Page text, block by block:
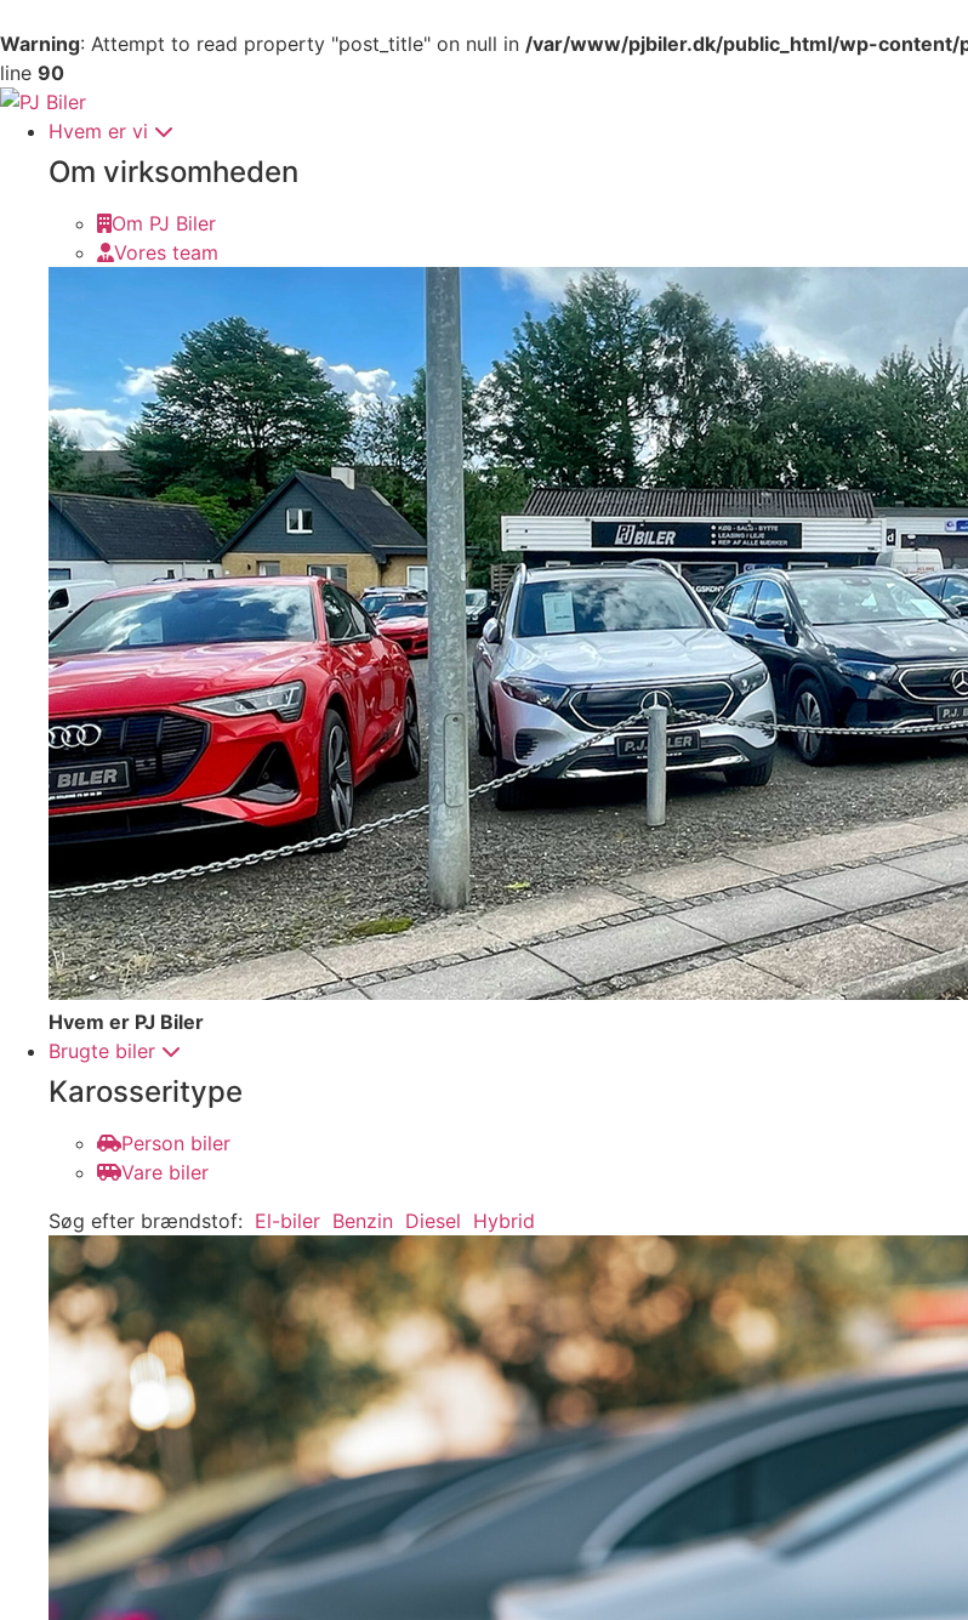
Warning: Attempt to read property "post_title" on null in /var/www/pjbiler.dk/public_html/wp-
line 90
Skip
content
Hvem er vi
Om virksomheden
Om PJ Biler
Vores team
Hvem er PJ Biler
Brugte biler
Karosseritype
Person biler
Vare biler
Søg efter brændstof: El-biler Benzin Diesel Hybrid